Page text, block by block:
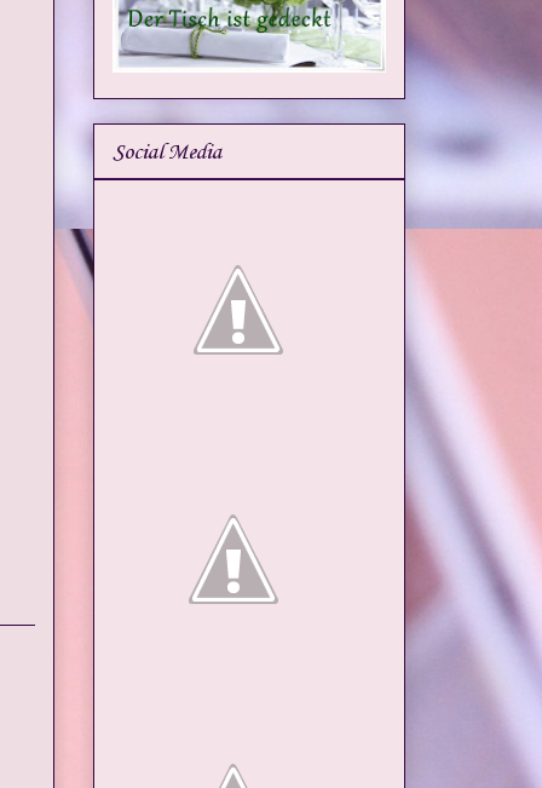
Social Media